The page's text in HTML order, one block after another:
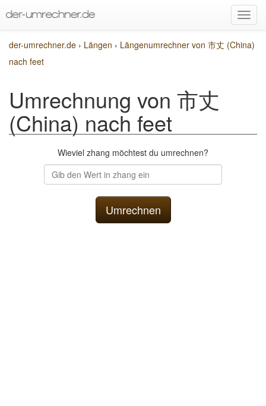
der-umrechner.de › Längen › Längenumrechner von 市丈 (China)
nach feet
Umrechnung von 市丈
(China) nach feet
Wieviel zhang möchtest du umrechnen?